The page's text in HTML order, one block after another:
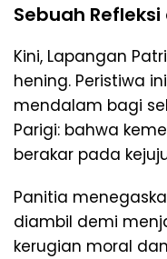
Sebuah
​Kini, Lapangan
hening. Peristiwa
mendalam bagi
Parigi: bahwa
berakar pada
​Panitia
diambil demi
kerugian moral